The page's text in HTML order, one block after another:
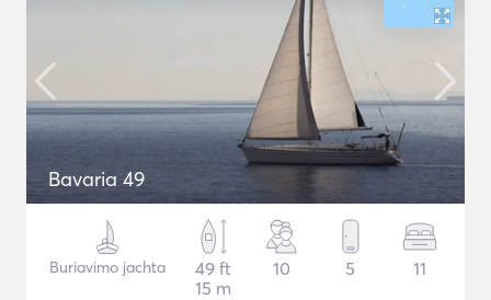
Bavaria 49
Buriavimo jachta
49 ft
15 m
10 5 11